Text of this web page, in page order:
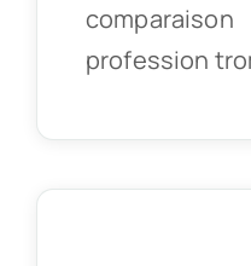
profession